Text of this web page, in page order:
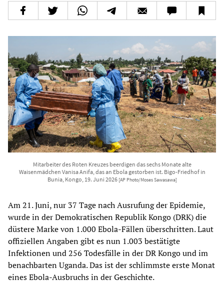
Mitarbeiter des Roten Kreuzes beerdigen das sechs Monate alte
Waisenmädchen Vanisa Anifa, das an Ebola gestorben ist. Bigo-Friedhof in
Bunia, Kongo, 19. Juni 2026 [AP Photo/Moses Sawasawa]
Am 21. Juni, nur 37 Tage nach Ausrufung der Epidemie,
wurde in der Demokratischen Republik Kongo (DRK) die
düstere Marke von 1.000 Ebola-Fällen überschritten. Laut
offiziellen Angaben gibt es nun 1.003 bestätigte
Infektionen und 256 Todesfälle in der DR Kongo und im
benachbarten Uganda. Das ist der schlimmste erste Monat
eines Ebola-Ausbruchs in der Geschichte.